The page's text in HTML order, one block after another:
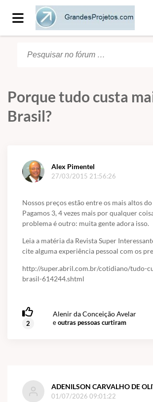
Porque tudo custa
Brasil?
Alex Pimentel
27/03/2015 21:56:26
Nossos preços estão entre os mais altos
Pagamos 3, 4 vezes mais por qualquer
problema é outro: muita gente adora isso.
Leia a matéria da Revista Super
cite alguma experiência pessoal com os
http://super.abril.com.br/cotidiano/tudo-
brasil-614244.shtml
2
Alenir da Conceição Avelar
eoutras pessoas curtiram
ADENILSON CARVALHO DE
01/07/2026 09:01:22